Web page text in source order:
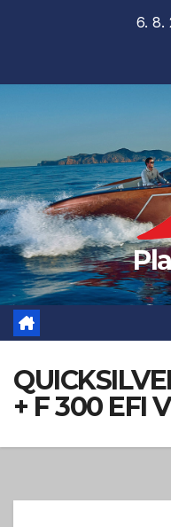
6. 8.
+ F 300 EFI